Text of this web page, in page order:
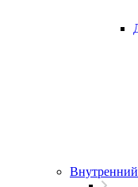
Внутренний